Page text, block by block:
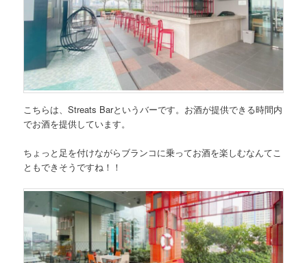
こちらは、Streats Barというバーです。お酒が提供できる時間内
でお酒を提供しています。
ちょっと足を付けながらブランコに乗ってお酒を楽しむなんてこ
ともできそうですね！！